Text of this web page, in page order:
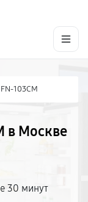
FN-103CM
в Москве
30 минут